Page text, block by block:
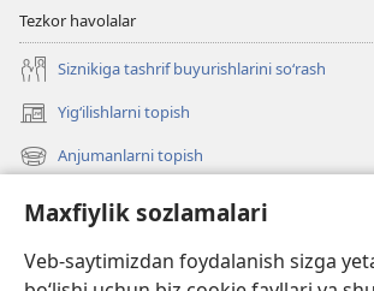
Maxfiylik sozlamalari
Veb-saytimizdan foydalanish sizga
Tezkor havolalar
Siznikiga tashrif buyurishlarini so‘rash
Yigʻilishlarni topish
(opens
new
window)
Anjumanlarni topish
(opens
window)
Nima qo‘shildi?
Izlash